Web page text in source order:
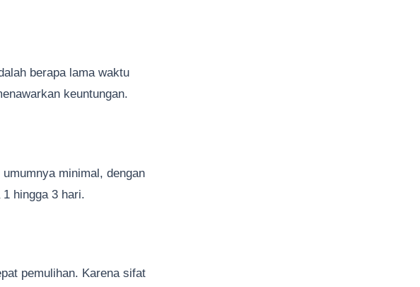
berapa lama waktu
keuntungan.
minimal, dengan
hingga 3 hari.
pemulihan. Karena sifat